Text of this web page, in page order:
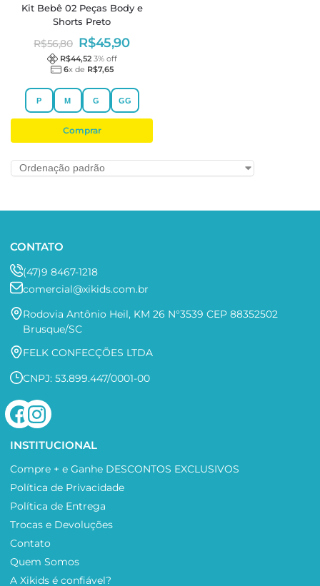
Kit Bebê 02 Peças Body e
Shorts Preto
R$56,80 R$45,90
R$44,52 3% off
6x de R$7,65
P M G GG
Comprar
CONTATO
(47)9 8467-1218
comercial@xikids.com.br
Rodovia Antônio Heil, KM 26 N°3539 CEP 88352502
Brusque/SC
FELK CONFECÇÕES LTDA
CNPJ: 53.899.447/0001-00
INSTITUCIONAL
Compre + e Ganhe DESCONTOS EXCLUSIVOS
Política de Privacidade
Política de Entrega
Trocas e Devoluções
Contato
Quem Somos
A Xikids é confiável?